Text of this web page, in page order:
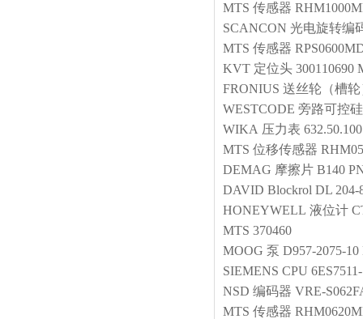
MTS 传感器
SCANCON 光电旋转编
MTS 传感器
KVT 定位头 300110690
FRONIUS 送丝轮（槽轮
WESTCODE 旁路可控硅
WIKA 压力表
MTS 位移传感器
DEMAG 摩擦片 B140
DAVID Blockrol DL 204-
HONEYWELL 液位计
MTS 370460
MOOG 泵 D957-2075-
SIEMENS CPU
NSD 编码器 VRE-
MTS 传感器